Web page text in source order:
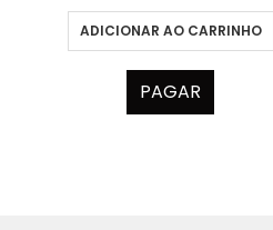
ADICIONAR AO CARRINHO
PAGAR